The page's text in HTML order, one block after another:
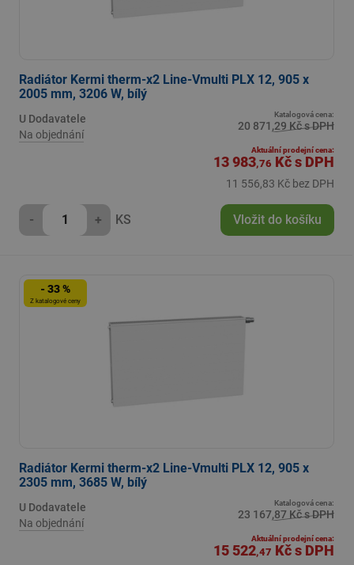
Radiátor Kermi therm-x2 Line-Vmulti PLX 12, 905 x
2005 mm, 3206 W, bílý
U Dodavatele
Na objednání
Katalogová cena:
20 871,29 Kč s DPH
Aktuální prodejní cena:
13 983,76 Kčs DPH
11 556,83 Kč bez DPH
- + KS Vložit do košíku
- 33 %
Z katalogové ceny
Radiátor Kermi therm-x2 Line-Vmulti PLX 12, 905 x
2305 mm, 3685 W, bílý
U Dodavatele
Na objednání
Katalogová cena:
23 167,87 Kč s DPH
Aktuální prodejní cena:
15 522,47 Kčs DPH